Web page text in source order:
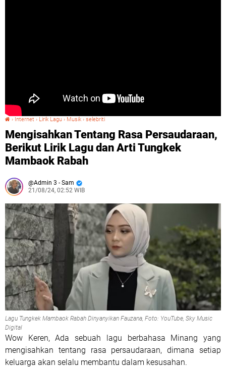
› Internet › Lirik Lagu › Musik › selebriti
Mengisahkan Tentang Rasa Persaudaraan,
Berikut Lirik Lagu dan Arti Tungkek
Mambaok Rabah
Admin 3 - Sam
21/08/24, 02:52 WIB
Lagu Tungkek Mambaok Rabah Dinyanyikan Fauzana, Foto: YouTube, Sky Music
Digital
Wow Keren, Ada sebuah lagu berbahasa Minang yang
mengisahkan tentang rasa persaudaraan, dimana setiap
keluarga akan selalu membantu dalam kesusahan.